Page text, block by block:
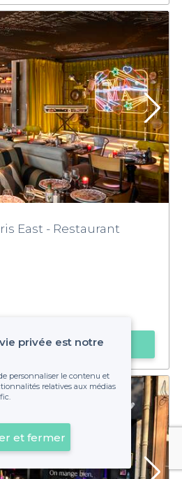
East - Restaurant
une demande
sur la carte
privée est notre
personnaliser le contenu et
relatives aux médias
et fermer